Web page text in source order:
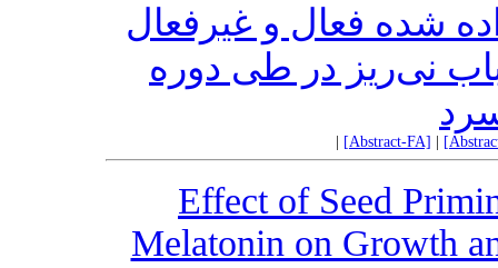
شده فعال و غیرفعال
نی‌ریز در طی دوره
[Abstract-FA]
Effect of Seed
Melatonin on Growth